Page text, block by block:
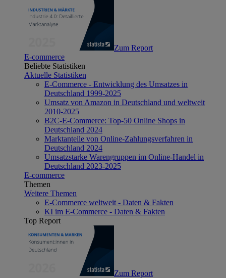
Zum Report
E-commerce
Beliebte Statistiken
Aktuelle Statistiken
E-Commerce - Entwicklung des Umsatzes in
Deutschland 1999-2025
Umsatz von Amazon in Deutschland und weltweit
2010-2025
B2C-E-Commerce: Top-50 Online Shops in
Deutschland 2024
Marktanteile von Online-Zahlungsverfahren in
Deutschland 2024
Umsatzstarke Warengruppen im Online-Handel in
Deutschland 2023-2025
E-commerce
Themen
Weitere Themen
E-Commerce weltweit - Daten & Fakten
KI im E-Commerce - Daten & Fakten
Top Report
Zum Report